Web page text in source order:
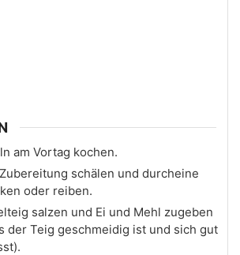
am Vortag kochen.
schälen und durcheine
oder reiben.
salzen und Ei und Mehl zugeben
der Teig geschmeidig ist und sich gut